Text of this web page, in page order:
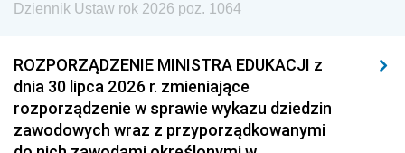
Dziennik Ustaw rok 2026 poz. 1064
ROZPORZĄDZENIE MINISTRA EDUKACJI z
dnia 30 lipca 2026 r. zmieniające
rozporządzenie w sprawie wykazu dziedzin
zawodowych wraz z przyporządkowanymi